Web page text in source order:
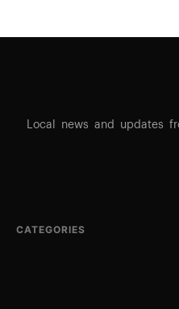
Local news and updates
CATEGORIES